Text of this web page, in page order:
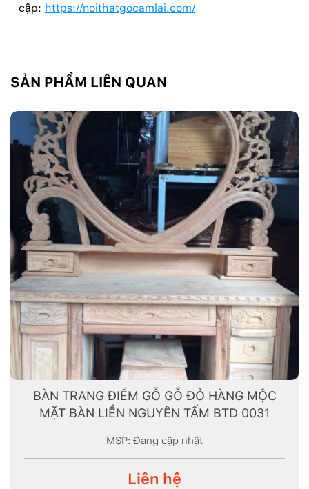
cập: https://noithatgocamlai.com/
SẢN PHẨM LIÊN QUAN
BÀN TRANG ĐIỂM GỖ GỖ ĐỎ HÀNG MỘC
MẶT BÀN LIỀN NGUYÊN TẤM BTD 0031
MSP: Đang cập nhật
Liên hệ